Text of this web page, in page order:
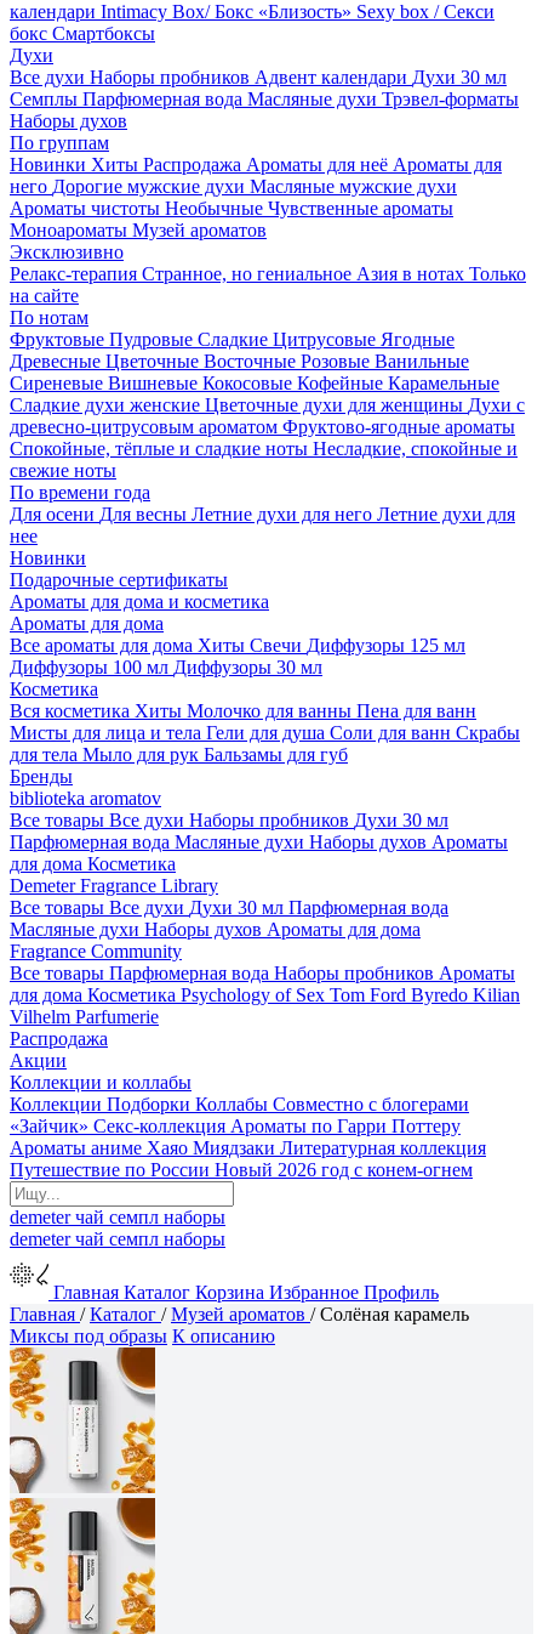
календари Intimacy Box/ Бокс «Близость» Sexy box / Секси
бокс Смартбоксы
Духи
Все духи Наборы пробников Адвент календари Духи 30 мл
Семплы Парфюмерная вода Масляные духи Трэвел-форматы
Наборы духов
По группам
Новинки Хиты Распродажа Ароматы для неё Ароматы для
него Дорогие мужские духи Масляные мужские духи
Ароматы чистоты Необычные Чувственные ароматы
Моноароматы Музей ароматов
Эксклюзивно
Релакс-терапия Странное, но гениальное Азия в нотах Только
на сайте
По нотам
Фруктовые Пудровые Сладкие Цитрусовые Ягодные
Древесные Цветочные Восточные Розовые Ванильные
Сиреневые Вишневые Кокосовые Кофейные Карамельные
Сладкие духи женские Цветочные духи для женщины Духи с
древесно-цитрусовым ароматом Фруктово-ягодные ароматы
Спокойные, тёплые и сладкие ноты Несладкие, спокойные и
свежие ноты
По времени года
Для осени Для весны Летние духи для него Летние духи для
нее
Новинки
Подарочные сертификаты
Ароматы для дома и косметика
Ароматы для дома
Все ароматы для дома Хиты Свечи Диффузоры 125 мл
Диффузоры 100 мл Диффузоры 30 мл
Косметика
Вся косметика Хиты Молочко для ванны Пена для ванн
Мисты для лица и тела Гели для душа Соли для ванн Скрабы
для тела Мыло для рук Бальзамы для губ
Бренды
biblioteka aromatov
Все товары Все духи Наборы пробников Духи 30 мл
Парфюмерная вода Масляные духи Наборы духов Ароматы
для дома Косметика
Demeter Fragrance Library
Все товары Все духи Духи 30 мл Парфюмерная вода
Масляные духи Наборы духов Ароматы для дома
Fragrance Community
Все товары Парфюмерная вода Наборы пробников Ароматы
для дома Косметика Psychology of Sex Tom Ford Byredo Kilian
Vilhelm Parfumerie
Распродажа
Акции
Коллекции и коллабы
Коллекции Подборки Коллабы Совместно с блогерами
«Зайчик» Секс-коллекция Ароматы по Гарри Поттеру
Ароматы аниме Хаяо Миядзаки Литературная коллекция
Путешествие по России Новый 2026 год с конем-огнем
demeterчай семпл наборы
demeterчай семпл наборы
Главная Каталог Корзина Избранное Профиль
Главная /Каталог /Музей ароматов /Солёная карамель
Миксы под образы К описанию